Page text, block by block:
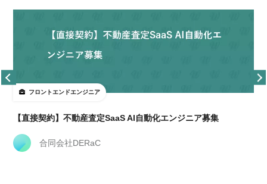
フロントエンドエンジニア
【直接契約】不動産査定SaaS AI自動化エンジニア募集
合同会社DERaC